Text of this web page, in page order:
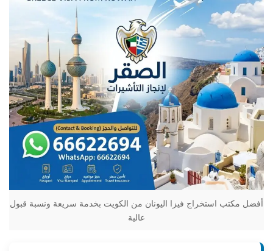
أفضل مكتب استخراج فيزا اليونان من الكويت بخدمة سريعة ونسبة قبول
عالية